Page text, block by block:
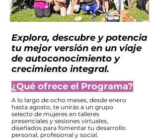
Explora, descubre y potencia
tu mejor versión en un viaje
de autoconocimiento y
crecimiento integral.
¿Qué ofrece el Programa?
A lo largo de ocho meses, desde enero
hasta agosto, te unirás a un grupo
selecto de mujeres en talleres
presenciales y sesiones virtuales,
diseñados para fomentar tu desarrollo
personal, profesional y social.